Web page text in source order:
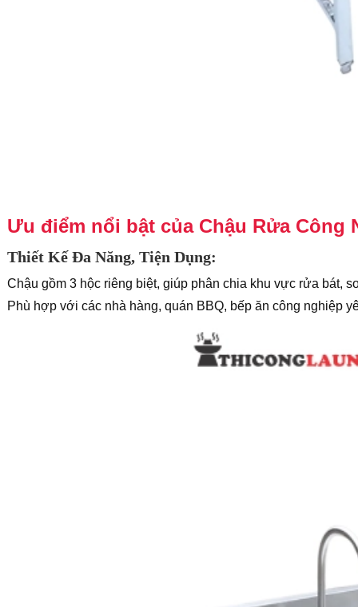
Ưu điểm nổi bật của Chậu Rửa Công
Thiết Kế Đa Năng, Tiện Dụng:
Chậu gồm 3 hộc riêng biệt, giúp phân chia khu vực rửa bát,
Phù hợp với các nhà hàng, quán BBQ, bếp ăn công nghiệp